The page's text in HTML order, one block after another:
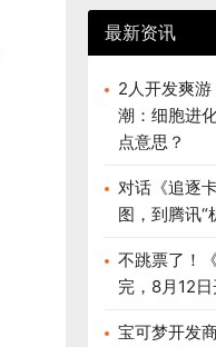
最新资讯
2人开发爽
潮：细胞进
点意思？
对话《追逐
图，到腾讯“
不跳票了！
完，8月12
宝可梦开发